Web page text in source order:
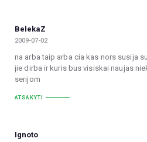
BelekaZ
2009-07-02
na arba taip arba cia kas nors susija
jie dirba ir kuris bus visiskai naujas
serijom
ATSAKYTI
Ignoto